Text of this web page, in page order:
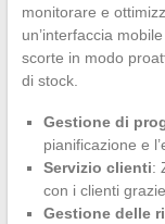
monitorare e
un’interfaccia
scorte in modo
di stock.
Gestione di
pianificazione e
Servizio clienti:
con i clienti grazie
Gestione delle